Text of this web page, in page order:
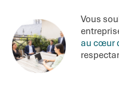
Vous
au cœur